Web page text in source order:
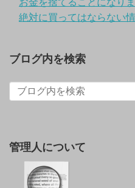
絶対に買ってはならない
ブログ内を検索
管理人について